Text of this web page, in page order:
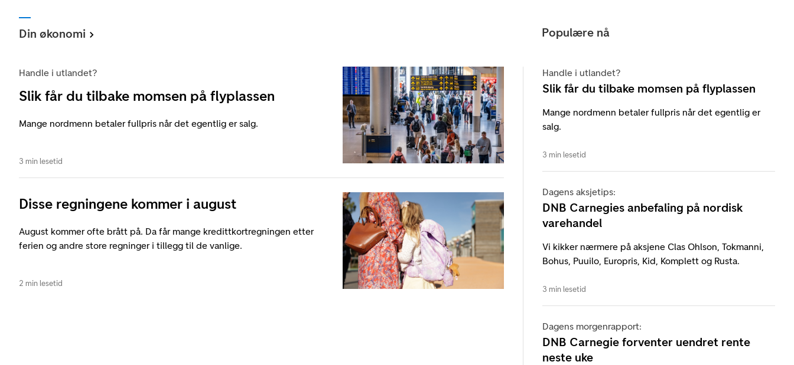
Din økonomi
Handle i utlandet?
Slik får du tilbake momsen på flyplassen
Mange nordmenn betaler fullpris når det egentlig er salg.
3 min lesetid
Disse regningene kommer i august
August kommer ofte brått på. Da får mange kredittkortregningen etter
ferien og andre store regninger i tillegg til de vanlige.
2 min lesetid
Populære nå
Handle i utlandet?
Slik får du tilbake momsen på flyplassen
Mange nordmenn betaler fullpris når det egentlig er
salg.
3 min lesetid
Dagens aksjetips:
DNB Carnegies anbefaling på nordisk
varehandel
Vi kikker nærmere på aksjene Clas Ohlson, Tokmanni,
Bohus, Puuilo, Europris, Kid, Komplett og Rusta.
3 min lesetid
Dagens morgenrapport:
DNB Carnegie forventer uendret rente
neste uke